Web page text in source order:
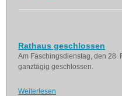
Rathaus geschlossen
Am Faschingsdienstag, den 28.
ganztägig geschlossen.
Weiterlesen